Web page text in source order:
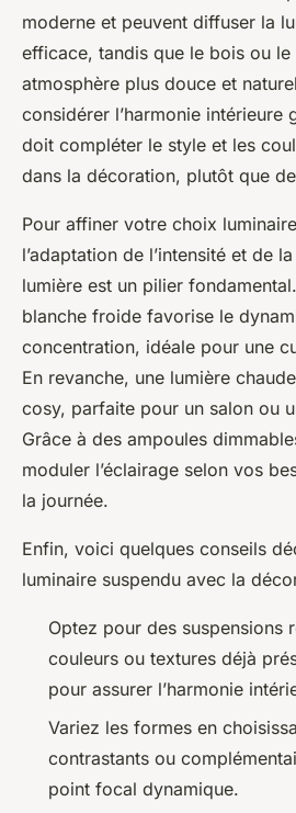
moderne et peuvent diffuser la
efficace, tandis que le bois ou le
atmosphère plus douce et
considérer l’harmonie intérieure
doit compléter le style et les
dans la décoration, plutôt que
Pour affiner votre choix
l’adaptation de l’intensité et de
lumière est un pilier
blanche froide favorise le
concentration, idéale pour une
En revanche, une lumière
cosy, parfaite pour un salon ou
Grâce à des ampoules
moduler l’éclairage selon vos
la journée.
Enfin, voici quelques conseils
luminaire suspendu avec la
Optez pour des suspensions
couleurs ou textures déjà
pour assurer l’harmonie
Variez les formes en
contrastants ou
point focal dynamique.